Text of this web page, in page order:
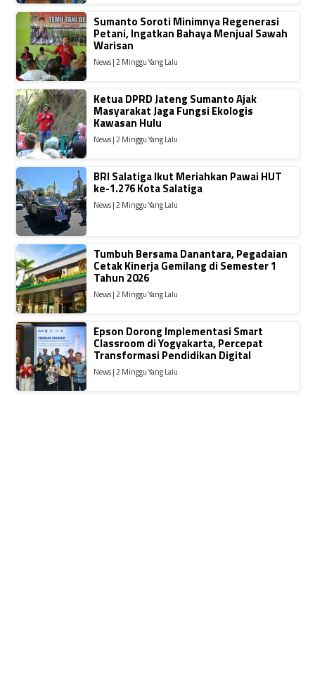
Sumanto Soroti Minimnya Regenerasi
Petani, Ingatkan Bahaya Menjual Sawah
Warisan
News | 2 Minggu Yang Lalu
Ketua DPRD Jateng Sumanto Ajak
Masyarakat Jaga Fungsi Ekologis
Kawasan Hulu
News | 2 Minggu Yang Lalu
BRI Salatiga Ikut Meriahkan Pawai HUT
ke-1.276 Kota Salatiga
News | 2 Minggu Yang Lalu
Tumbuh Bersama Danantara, Pegadaian
Cetak Kinerja Gemilang di Semester 1
Tahun 2026
News | 2 Minggu Yang Lalu
Epson Dorong Implementasi Smart
Classroom di Yogyakarta, Percepat
Transformasi Pendidikan Digital
News | 2 Minggu Yang Lalu